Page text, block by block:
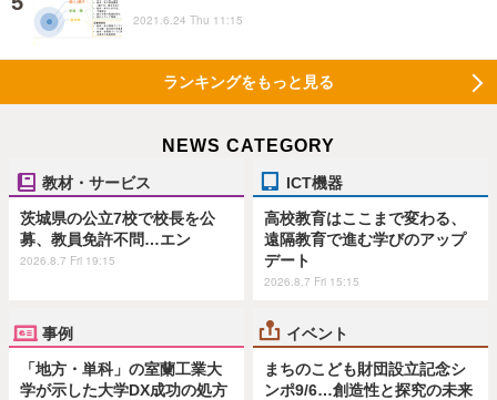
2021.6.24 Thu 11:15
ランキングをもっと見る
NEWS CATEGORY
教材・サービス
茨城県の公立7校で校長を公
募、教員免許不問…エン
2026.8.7 Fri 19:15
ICT機器
高校教育はここまで変わる、
遠隔教育で進む学びのアップ
デート
2026.8.7 Fri 15:15
事例
「地方・単科」の室蘭工業大
学が示した大学DX成功の処方
イベント
まちのこども財団設立記念シ
ンポ9/6…創造性と探究の未来